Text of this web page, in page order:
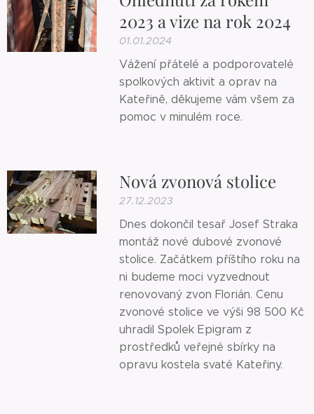
2023 a vize na rok 2024
01.01.2024
Vážení přátelé a podporovatelé
spolkových aktivit a oprav na
Kateřině, děkujeme vám všem za
pomoc v minulém roce.
Nová zvonová stolice
27.12.2023
Dnes dokončil tesař Josef Straka
montáž nové dubové zvonové
stolice. Začátkem příštího roku na
ni budeme moci vyzvednout
renovovaný zvon Florián. Cenu
zvonové stolice ve výši 98 500 Kč
uhradil Spolek Epigram z
prostředků veřejné sbírky na
opravu kostela svaté Kateřiny.